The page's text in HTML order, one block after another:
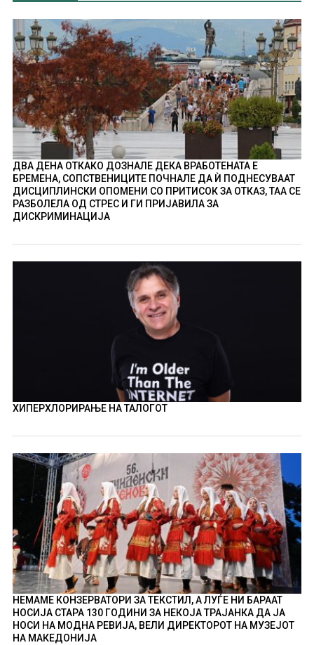
ДВА ДЕНА ОТКАКО ДОЗНАЛЕ ДЕКА ВРАБОТЕНАТА Е
БРЕМЕНА, СОПСТВЕНИЦИТЕ ПОЧНАЛЕ ДА Ѝ ПОДНЕСУВААТ
ДИСЦИПЛИНСКИ ОПОМЕНИ СО ПРИТИСОК ЗА ОТКАЗ, ТАА СЕ
РАЗБОЛЕЛА ОД СТРЕС И ГИ ПРИЈАВИЛА ЗА
ДИСКРИМИНАЦИЈА
ХИПЕРХЛОРИРАЊЕ НА ТАЛОГОТ
НЕМАМЕ КОНЗЕРВАТОРИ ЗА ТЕКСТИЛ, А ЛУЃЕ НИ БАРААТ
НОСИЈА СТАРА 130 ГОДИНИ ЗА НЕКОЈА ТРАЈАНКА ДА ЈА
НОСИ НА МОДНА РЕВИЈА, ВЕЛИ ДИРЕКТОРОТ НА МУЗЕЈОТ
НА МАКЕДОНИЈА